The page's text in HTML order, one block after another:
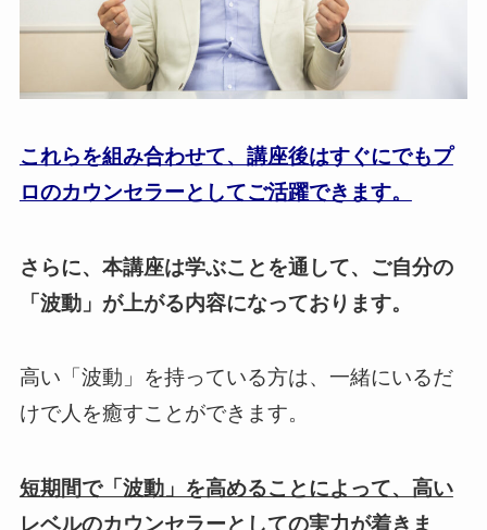
これらを組み合わせて、講座後はすぐにでもプ
ロのカウンセラーとしてご活躍できます。
さらに、本講座は学ぶことを通して、ご自分の
「波動」が上がる内容になっております。
高い「波動」を持っている方は、一緒にいるだ
けで人を癒すことができます。
短期間で「波動」を高めることによって、高い
レベルのカウンセラーとしての実力が着きま